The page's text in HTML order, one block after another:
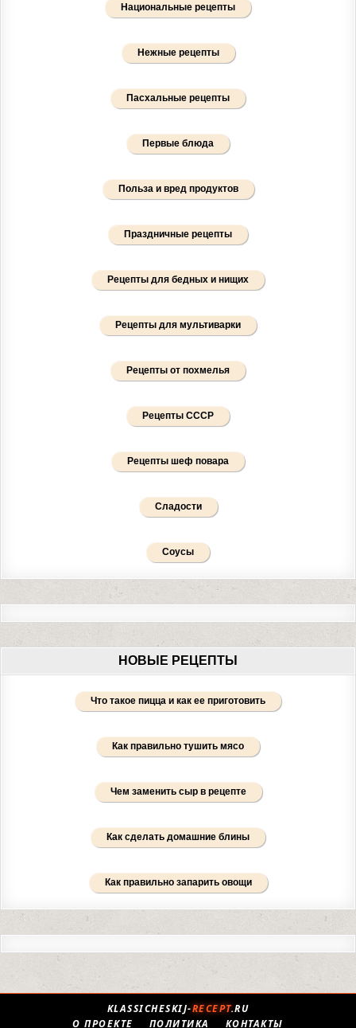
Национальные рецепты
Нежные рецепты
Пасхальные рецепты
Первые блюда
Польза и вред продуктов
Праздничные рецепты
Рецепты для бедных и нищих
Рецепты для мультиварки
Рецепты от похмелья
Рецепты СССР
Рецепты шеф повара
Сладости
Соусы
НОВЫЕ РЕЦЕПТЫ
Что такое пицца и как ее приготовить
Как правильно тушить мясо
Чем заменить сыр в рецепте
Как сделать домашние блины
Как правильно запарить овощи
KLASSICHESKIJ-RECEPT.RU
О ПРОЕКТЕ
ПОЛИТИКА КОНТАКТЫ